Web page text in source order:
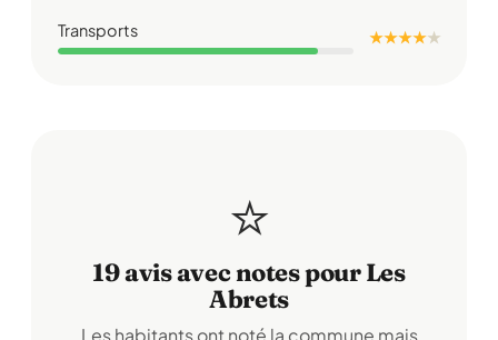
Transports ★ ★ ★ ★★
⭐
19 avis avec notes pour Les
Abrets
Les habitants ont noté la commune mais